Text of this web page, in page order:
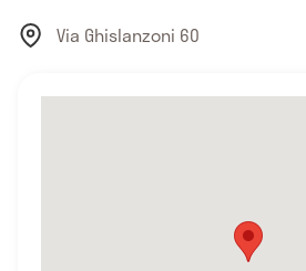
Via Ghislanzoni 60